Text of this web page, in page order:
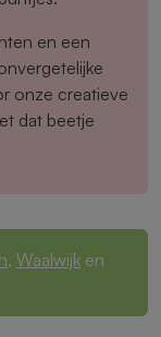
en een
onze creatieve
dat beetje
, Waalwijk en